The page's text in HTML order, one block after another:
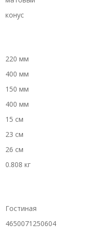
конус
220 мм
400 мм
150 мм
400 мм
15 см
23 см
26 см
0.808 кг
Гостиная
4650071250604